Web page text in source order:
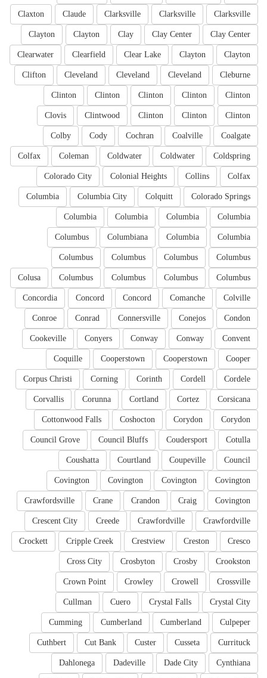
Clarksville
Clarksville
Clarksville
Claude
Claxton
Clay Center
Clay Center
Clay
Clayton
Clayton
Clayton
Clayton
Clear Lake
Clearfield
Clearwater
Cleburne
Cleveland
Cleveland
Cleveland
Clifton
Clinton
Clinton
Clinton
Clinton
Clinton
Clinton
Clinton
Clinton
Clintwood
Clovis
Coalgate
Coalville
Cochran
Cody
Colby
Coldspring
Coldwater
Coldwater
Coleman
Colfax
Colfax
Collins
Colonial Heights
Colorado City
Colorado Springs
Colquitt
Columbia City
Columbia
Columbia
Columbia
Columbia
Columbia
Columbia
Columbia
Columbiana
Columbus
Columbus
Columbus
Columbus
Columbus
Columbus
Columbus
Columbus
Columbus
Colusa
Colville
Comanche
Concord
Concord
Concordia
Condon
Conejos
Connersville
Conrad
Conroe
Convent
Conway
Conway
Conyers
Cookeville
Cooper
Cooperstown
Cooperstown
Coquille
Cordele
Cordell
Corinth
Corning
Corpus Christi
Corsicana
Cortez
Cortland
Corunna
Corvallis
Corydon
Corydon
Coshocton
Cottonwood Falls
Cotulla
Coudersport
Council Bluffs
Council Grove
Council
Coupeville
Courtland
Coushatta
Covington
Covington
Covington
Covington
Covington
Craig
Crandon
Crane
Crawfordsville
Crawfordville
Crawfordville
Creede
Crescent City
Cresco
Creston
Crestview
Cripple Creek
Crockett
Crookston
Crosby
Crosbyton
Cross City
Crossville
Crowell
Crowley
Crown Point
Crystal City
Crystal Falls
Cuero
Cullman
Culpeper
Cumberland
Cumberland
Cumming
Currituck
Cusseta
Custer
Cut Bank
Cuthbert
Cynthiana
Dade City
Dadeville
Dahlonega